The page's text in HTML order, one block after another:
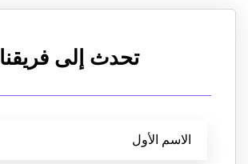
تحدث إلى فريقنا